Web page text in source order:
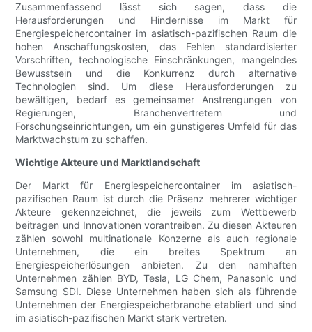
Zusammenfassend lässt sich sagen, dass die
Herausforderungen und Hindernisse im Markt für
Energiespeichercontainer im asiatisch-pazifischen Raum die
hohen Anschaffungskosten, das Fehlen standardisierter
Vorschriften, technologische Einschränkungen, mangelndes
Bewusstsein und die Konkurrenz durch alternative
Technologien sind. Um diese Herausforderungen zu
bewältigen, bedarf es gemeinsamer Anstrengungen von
Regierungen, Branchenvertretern und
Forschungseinrichtungen, um ein günstigeres Umfeld für das
Marktwachstum zu schaffen.
Wichtige Akteure und Marktlandschaft
Der Markt für Energiespeichercontainer im asiatisch-
pazifischen Raum ist durch die Präsenz mehrerer wichtiger
Akteure gekennzeichnet, die jeweils zum Wettbewerb
beitragen und Innovationen vorantreiben. Zu diesen Akteuren
zählen sowohl multinationale Konzerne als auch regionale
Unternehmen, die ein breites Spektrum an
Energiespeicherlösungen anbieten. Zu den namhaften
Unternehmen zählen BYD, Tesla, LG Chem, Panasonic und
Samsung SDI. Diese Unternehmen haben sich als führende
Unternehmen der Energiespeicherbranche etabliert und sind
im asiatisch-pazifischen Markt stark vertreten.